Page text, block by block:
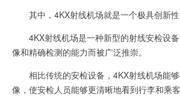
其中，4KX射线机场就是一个极具创新性
4KX射线机场是一种新型的射线安检设备
像和精确检测的能力而被广泛推崇。
相比传统的安检设备，4KX射线机场能够
像，使安检人员能够更清晰地看到行李和乘客